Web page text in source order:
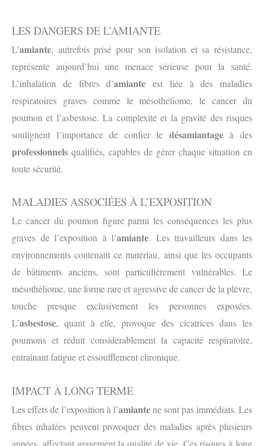
LES DANGERS DE L’AMIANTE
L’amiante, autrefois prisé pour son isolation et sa résistance,
représente aujourd’hui une menace sérieuse pour la santé.
L’inhalation de fibres d’amiante est liée à des maladies
respiratoires graves comme le mésothéliome, le cancer du
poumon et l’asbestose. La complexité et la gravité des risques
soulignent l’importance de confier le désamiantageà des
professionnels qualifiés, capables de gérer chaque situation en
toute sécurité.
MALADIES ASSOCIÉES À L’EXPOSITION
Le cancer du poumon figure parmi les conséquences les plus
graves de l’exposition à l’amiante. Les travailleurs dans les
environnements contenant ce matériau, ainsi que les occupants
de bâtiments anciens, sont particulièrement vulnérables. Le
mésothéliome, une forme rare et agressive de cancer de la plèvre,
touche presque exclusivement les personnes exposées.
L’asbestose, quant à elle, provoque des cicatrices dans les
poumons et réduit considérablement la capacité respiratoire,
entraînant fatigue et essoufflement chronique.
IMPACT À LONG TERME
Les effets de l’exposition à l’amiantene sont pas immédiats. Les
fibres inhalées peuvent provoquer des maladies après plusieurs
années, affectant gravement la qualité de vie. Ces risques à long